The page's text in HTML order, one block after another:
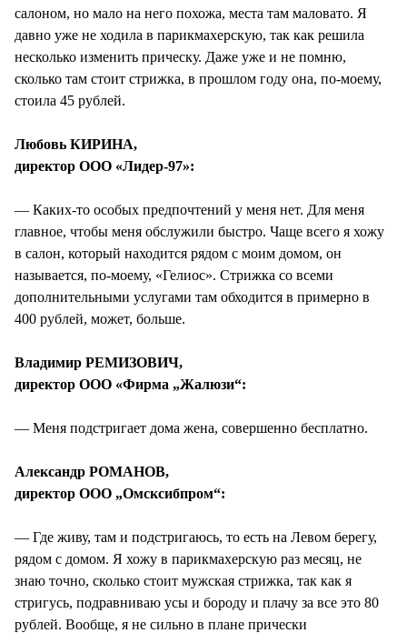
салоном, но мало на него похожа, места там маловато. Я
давно уже не ходила в парикмахерскую, так как решила
несколько изменить прическу. Даже уже и не помню,
сколько там стоит стрижка, в прошлом году она, по-моему,
стоила 45 рублей.
Любовь КИРИНА,
директор ООО «Лидер-97»:
— Каких-то особых предпочтений у меня нет. Для меня
главное, чтобы меня обслужили быстро. Чаще всего я хожу
в салон, который находится рядом с моим домом, он
называется, по-моему, «Гелиос». Стрижка со всеми
дополнительными услугами там обходится в примерно в
400 рублей, может, больше.
Владимир РЕМИЗОВИЧ,
директор ООО «Фирма „Жалюзи“:
— Меня подстригает дома жена, совершенно бесплатно.
Александр РОМАНОВ,
директор ООО „Омсксибпром“:
— Где живу, там и подстригаюсь, то есть на Левом берегу,
рядом с домом. Я хожу в парикмахерскую раз месяц, не
знаю точно, сколько стоит мужская стрижка, так как я
стригусь, подравниваю усы и бороду и плачу за все это 80
рублей. Вообще, я не сильно в плане прически